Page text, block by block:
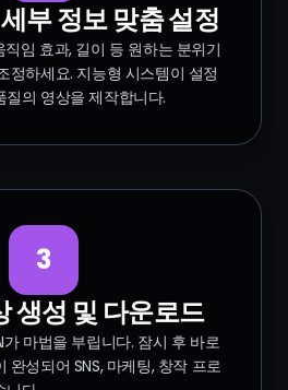
부 정보 맞춤 설정
임 효과, 길이 등 원하는 분위기
정하세요. 지능형 시스템이 설정
의 영상을 제작합니다.
3
생성 및 다운로드
마법을 부립니다. 잠시 후 바로
완성되어 SNS, 마케팅, 창작 프로